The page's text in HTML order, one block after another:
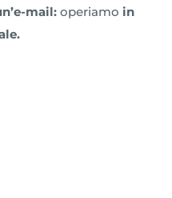
mail:operiamo in